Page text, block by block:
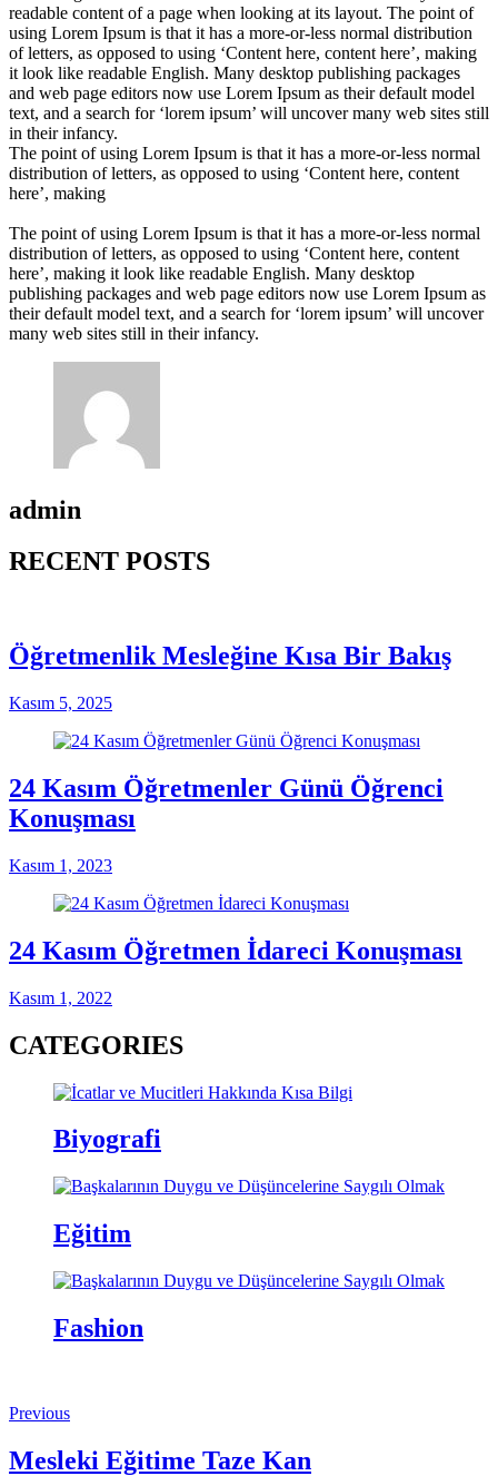
readable content of a page when looking at its layout. The point of
using Lorem Ipsum is that it has a more-or-less normal distribution
of letters, as opposed to using ‘Content here, content here’, making
it look like readable English. Many desktop publishing packages
and web page editors now use Lorem Ipsum as their default model
text, and a search for ‘lorem ipsum’ will uncover many web sites still
in their infancy.
The point of using Lorem Ipsum is that it has a more-or-less normal
distribution of letters, as opposed to using ‘Content here, content
here’, making
The point of using Lorem Ipsum is that it has a more-or-less normal
distribution of letters, as opposed to using ‘Content here, content
here’, making it look like readable English. Many desktop
publishing packages and web page editors now use Lorem Ipsum as
their default model text, and a search for ‘lorem ipsum’ will uncover
many web sites still in their infancy.
admin
RECENT POSTS
Öğretmenlik Mesleğine Kısa Bir Bakış
Kasım 5, 2025
24 Kasım Öğretmenler Günü Öğrenci
Konuşması
Kasım 1, 2023
24 Kasım Öğretmen İdareci Konuşması
Kasım 1, 2022
CATEGORIES
Biyografi
Eğitim
Fashion
Previous
Mesleki Eğitime Taze Kan